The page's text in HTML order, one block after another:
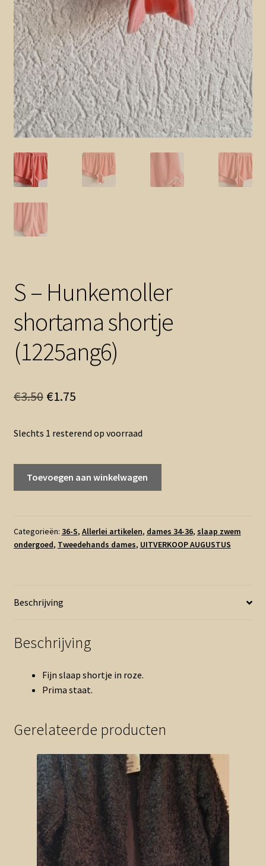
S – Hunkemoller
shortama shortje
(1225ang6)
€3.50 Oorspronkelijke
was:
€3.50.
€1.75Huidige
is:
€1.75.
Slechts 1 resterend op voorraad
shortje
(1225ang6)
Toevoegen aan winkelwagen
Categorieën: 36-S, Allerlei artikelen, dames 34-36, slaap zwem
ondergoed, Tweedehands dames, UITVERKOOP AUGUSTUS
Beschrijving
Beschrijving
Fijn slaap shortje in roze.
Prima staat.
Gerelateerde producten